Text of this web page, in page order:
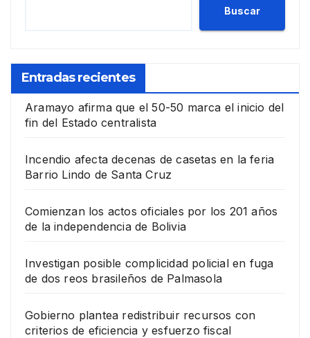
Buscar
Entradas recientes
Aramayo afirma que el 50-50 marca el inicio del
fin del Estado centralista
Incendio afecta decenas de casetas en la feria
Barrio Lindo de Santa Cruz
Comienzan los actos oficiales por los 201 años
de la independencia de Bolivia
Investigan posible complicidad policial en fuga
de dos reos brasileños de Palmasola
Gobierno plantea redistribuir recursos con
criterios de eficiencia y esfuerzo fiscal